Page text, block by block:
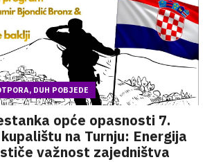
DUH POBJEDE
opće opasnosti 7.
na Turnju: Energija
važnost zajedništva